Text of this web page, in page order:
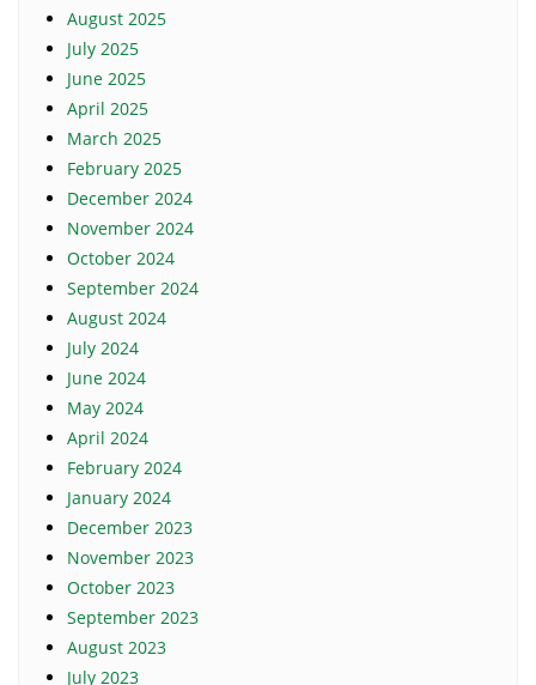
August 2025
July 2025
June 2025
April 2025
March 2025
February 2025
December 2024
November 2024
October 2024
September 2024
August 2024
July 2024
June 2024
May 2024
April 2024
February 2024
January 2024
December 2023
November 2023
October 2023
September 2023
August 2023
July 2023